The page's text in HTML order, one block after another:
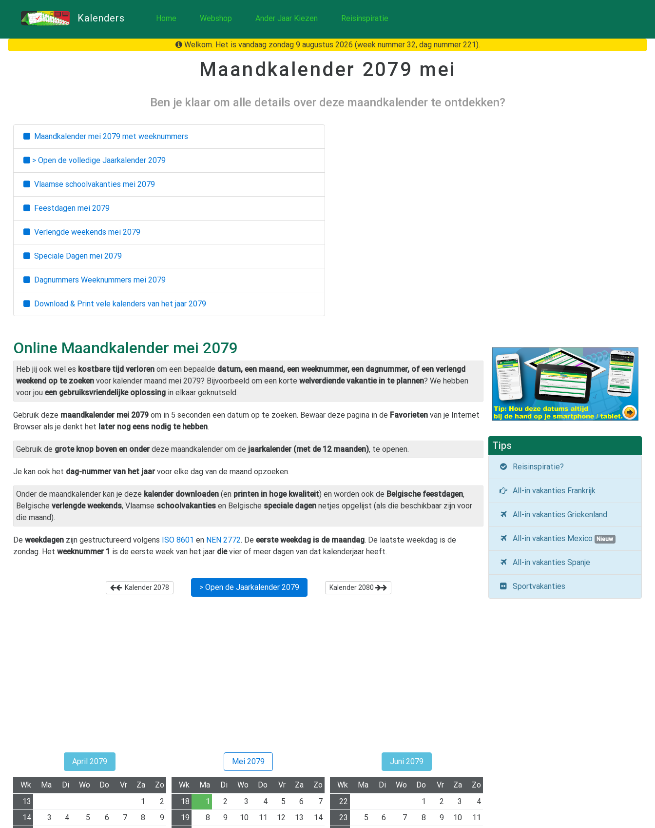
Kalenders Home Webshop Ander Jaar Kiezen Reisinspiratie
Welkom. Het is vandaag zondag 9 augustus 2026 (week nummer 32, dag nummer 221).
Maandkalender 2079 mei
Ben je klaar om alle details over deze maandkalender te ontdekken?
Maandkalender mei 2079 met weeknummers
> Open de volledige Jaarkalender 2079
Vlaamse schoolvakanties mei 2079
Feestdagen mei 2079
Verlengde weekends mei 2079
Speciale Dagen mei 2079
Dagnummers Weeknummers mei 2079
Download & Print vele kalenders van het jaar 2079
Online Maandkalender mei 2079
Heb jij ook wel es kostbare tijd verloren om een bepaalde datum, een maand, een weeknummer, een dagnummer, of een verlengd
weekend op te zoeken voor kalender maand mei 2079? Bijvoorbeeld om een korte welverdiende vakantie in te plannen? We hebben
voor jou een gebruiksvriendelijke oplossing in elkaar geknutseld.
Gebruik deze maandkalender mei 2079 om in 5 seconden een datum op te zoeken. Bewaar deze pagina in de Favorieten van je Internet
Browser als je denkt het later nog eens nodig te hebben.
Gebruik de grote knop boven en onderdeze maandkalender om de jaarkalender (met de 12 maanden), te openen.
Je kan ook het dag-nummer van het jaarvoor elke dag van de maand opzoeken.
Onder de maandkalender kan je deze kalender downloaden (en printen in hoge kwaliteit) en worden ook de Belgische feestdagen,
Belgische verlengde weekends, Vlaamse schoolvakanties en Belgische speciale dagen netjes opgelijst (als die beschikbaar zijn voor
die maand).
De weekdagen zijn gestructureerd volgens ISO 8601 en NEN 2772. De eerste weekdag is de maandag. De laatste weekdag is de
zondag. Het weeknummer 1 is de eerste week van het jaar dievier of meer dagen van dat kalenderjaar heeft.
Kalender 2078 > Open de Jaarkalender 2079 Kalender 2080
April 2079
Wk Ma Di Wo Do Vr Za
Zo
13
1
2
14
3 4 5 6 7 8
9
Mei 2079
Wk Ma Di Wo Do Vr Za
Zo
18
1 2 3 4 5 6
7
19
8 9 10 11 12 13
14
Juni 2079
Wk Ma Di Wo Do Vr Za
Zo
22
1 2 3
4
23
5 6 7 8 9 10
11
Tips
Reisinspiratie?
All-in vakanties Frankrijk
All-in vakanties Griekenland
All-in vakanties Mexico Nieuw
All-in vakanties Spanje
Sportvakanties